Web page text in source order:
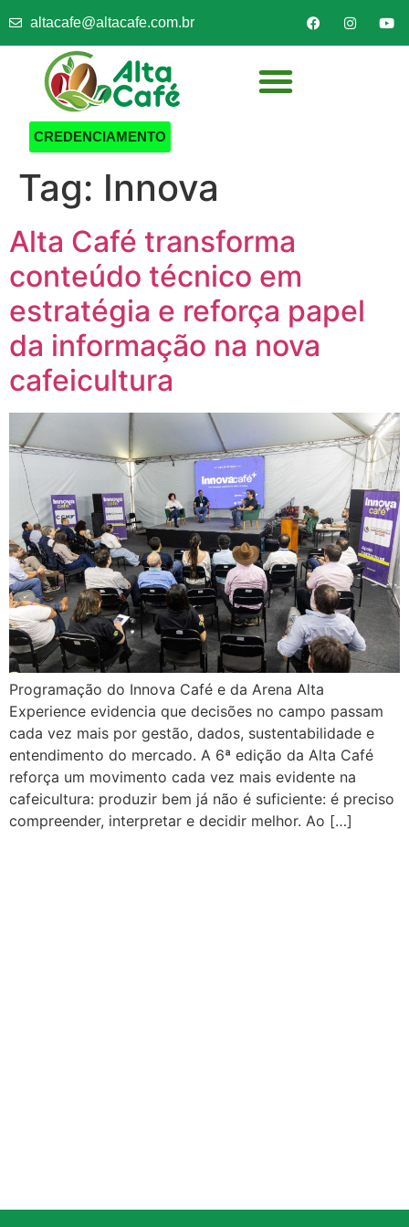
altacafe@altacafe.com.br
CREDENCIAMENTO
Tag: Innova
Alta Café transforma
conteúdo técnico em
estratégia e reforça papel
da informação na nova
cafeicultura
Programação do Innova Café e da Arena Alta
Experience evidencia que decisões no campo passam
cada vez mais por gestão, dados, sustentabilidade e
entendimento do mercado. A 6ª edição da Alta Café
reforça um movimento cada vez mais evidente na
cafeicultura: produzir bem já não é suficiente: é preciso
compreender, interpretar e decidir melhor. Ao […]